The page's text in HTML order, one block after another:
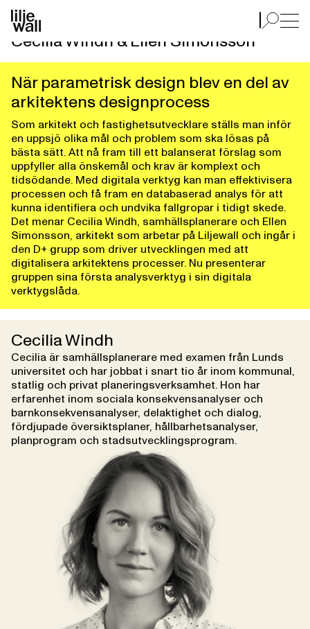
Om parametrisk design
LILJEWALL MÖTER
Cecilia Windh & Ellen Simonsson
När parametrisk design blev en del av
arkitektens designprocess
Som arkitekt och fastighetsutvecklare ställs man inför
en uppsjö olika mål och problem som ska lösas på
bästa sätt. Att nå fram till ett balanserat förslag som
uppfyller alla önskemål och krav är komplext och
tidsödande. Med digitala verktyg kan man effektivisera
processen och få fram en databaserad analys för att
kunna identifiera och undvika fallgropar i tidigt skede.
Det menar Cecilia Windh, samhällsplanerare och Ellen
Simonsson, arkitekt som arbetar på Liljewall och ingår i
den D+ grupp som driver utvecklingen med att
digitalisera arkitektens processer. Nu presenterar
gruppen sina första analysverktyg i sin digitala
verktygslåda.
Cecilia Windh
Cecilia är samhällsplanerare med examen från Lunds
universitet och har jobbat i snart tio år inom kommunal,
statlig och privat planeringsverksamhet. Hon har
erfarenhet inom sociala konsekvensanalyser och
barnkonsekvensanalyser, delaktighet och dialog,
fördjupade översiktsplaner, hållbarhetsanalyser,
planprogram och stadsutvecklingsprogram.